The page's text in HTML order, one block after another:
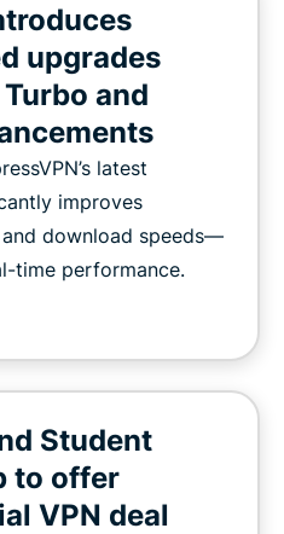
upgrades
and
latest
improves
download speeds—
time performance.
Student
to offer
VPN deal